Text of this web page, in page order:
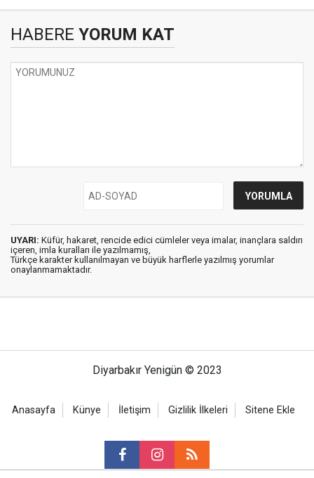
HABERE YORUM KAT
UYARI: Küfür, hakaret, rencide edici cümleler veya imalar, inançlara saldırı
içeren, imla kuralları ile yazılmamış,
Türkçe karakter kullanılmayan ve büyük harflerle yazılmış yorumlar
onaylanmamaktadır.
Diyarbakır Yenigün © 2023
Anasayfa Künye İletişim Gizlilik İlkeleri Sitene Ekle